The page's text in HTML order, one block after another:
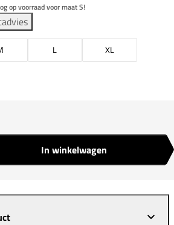
op voorraad voor maat S!
L
XL
In winkelwagen